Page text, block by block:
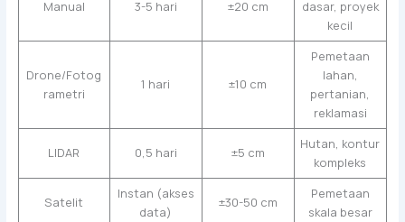
Manual 3-5 hari ±20 cm
dasar, proyek
kecil
Drone/Fotog
rametri
1 hari ±10 cm
Pemetaan
lahan,
pertanian,
reklamasi
LIDAR 0,5 hari ±5 cm
Hutan, kontur
kompleks
Satelit
Instan (akses
data)
±30-50 cm
Pemetaan
skala besar